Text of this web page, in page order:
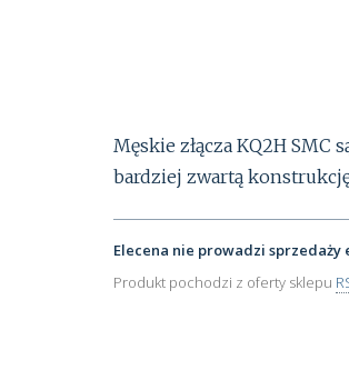
Męskie złącza KQ2H SMC
bardziej zwartą
Elecena nie prowadzi
Produkt pochodzi z oferty sklepu